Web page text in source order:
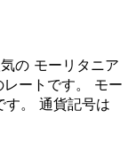
の モーリタニア
ートです。 モー
す。 通貨記号は